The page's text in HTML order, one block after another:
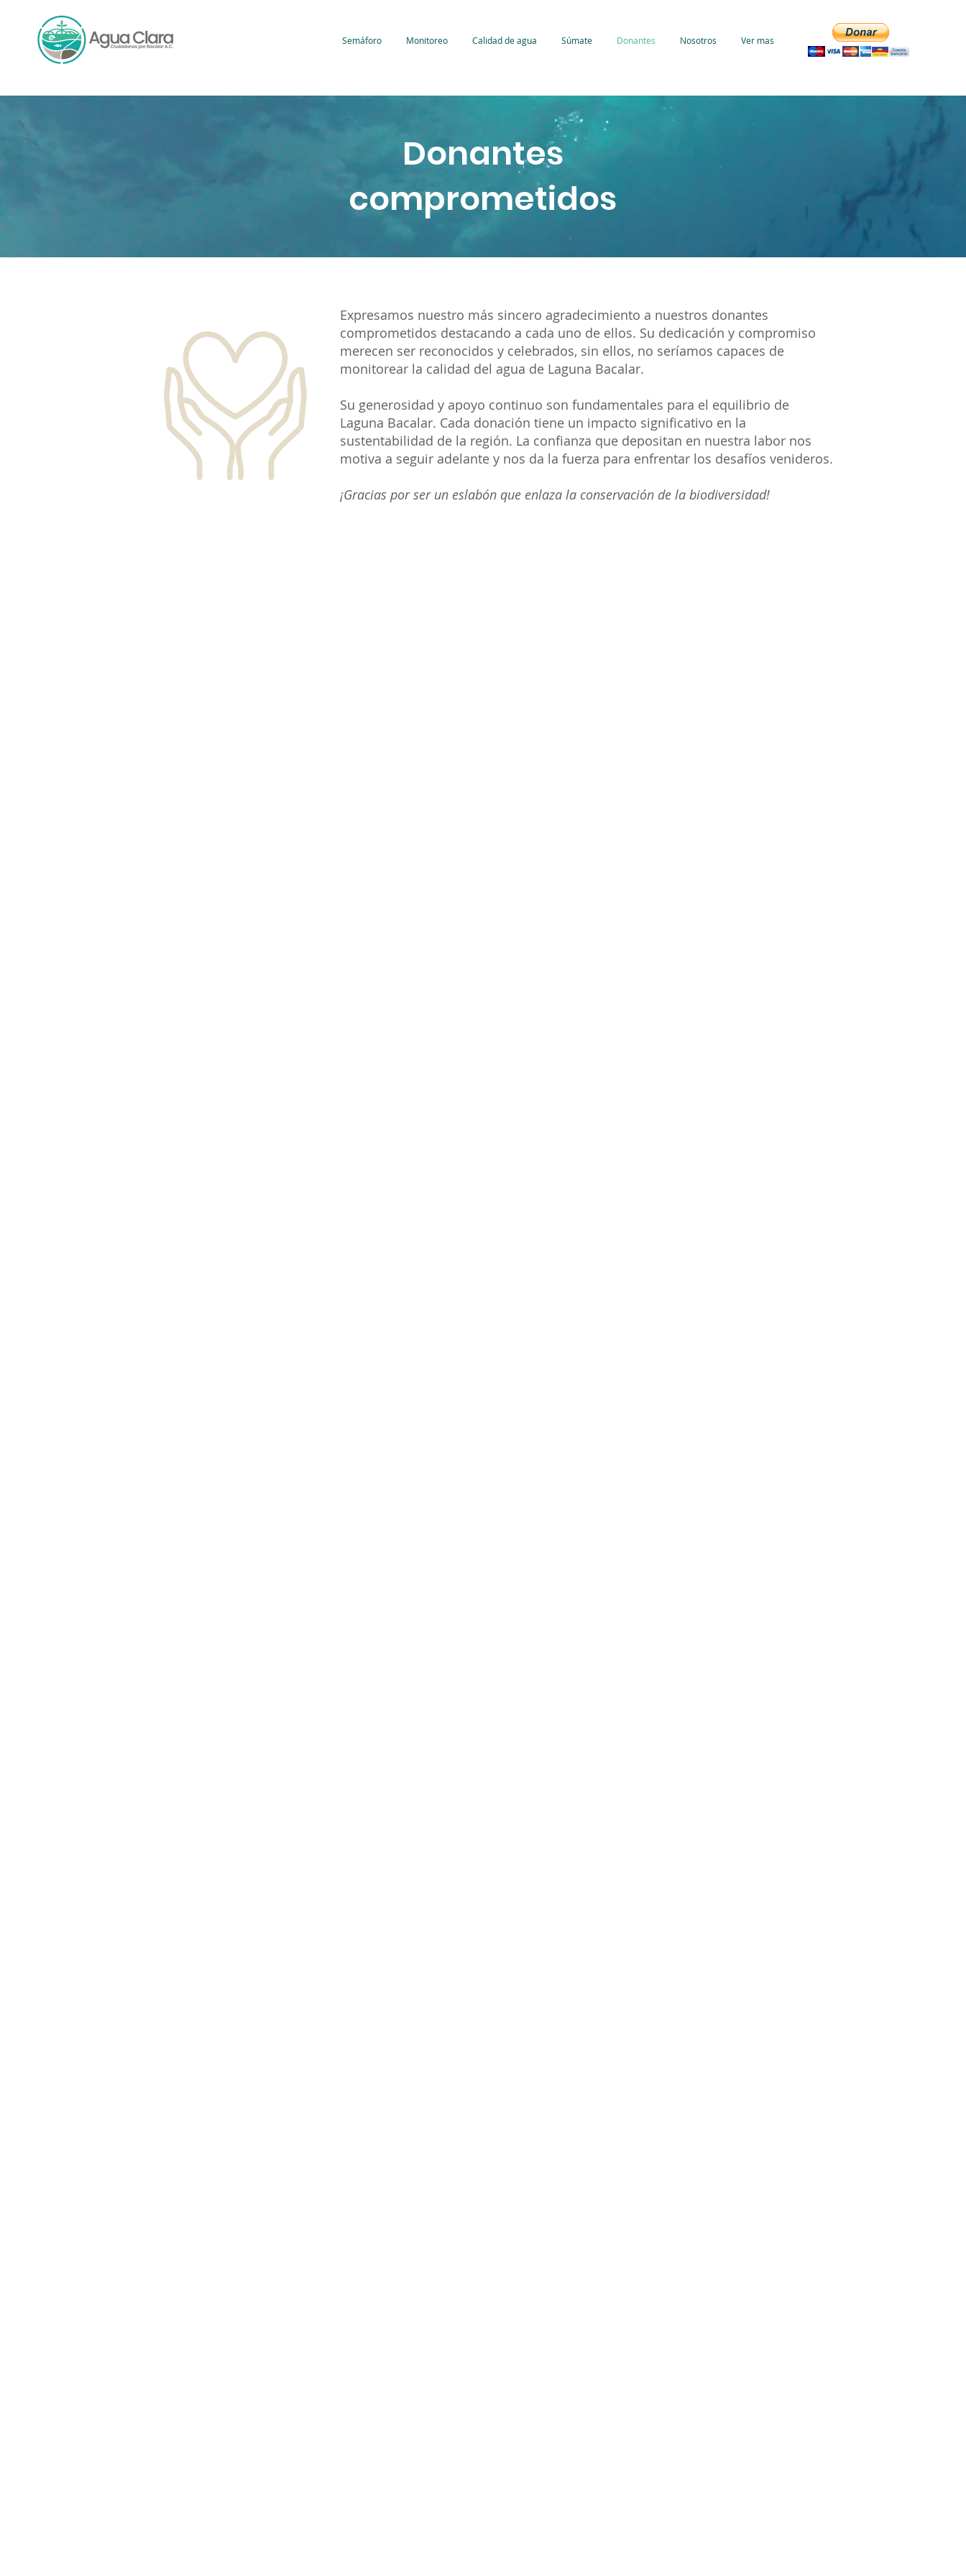
Semáforo Monitoreo Calidad de agua Súmate Donantes Nosotros Ver mas
Donantes
comprometidos
Expresamos nuestro más sincero agradecimiento a nuestros donantes
comprometidos destacando a cada uno de ellos. Su dedicación y compromiso
merecen ser reconocidos y celebrados, sin ellos, no seríamos capaces de
monitorear la calidad del agua de Laguna Bacalar.
Su generosidad y apoyo continuo son fundamentales para el equilibrio de
Laguna Bacalar. Cada donación tiene un impacto significativo en la
sustentabilidad de la región. La confianza que depositan en nuestra labor nos
motiva a seguir adelante y nos da la fuerza para enfrentar los desafíos venideros.
¡Gracias por ser un eslabón que enlaza la conservación de la biodiversidad!